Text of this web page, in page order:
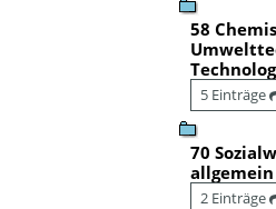
58
5 Einträge
70
allgemein
2 Einträge